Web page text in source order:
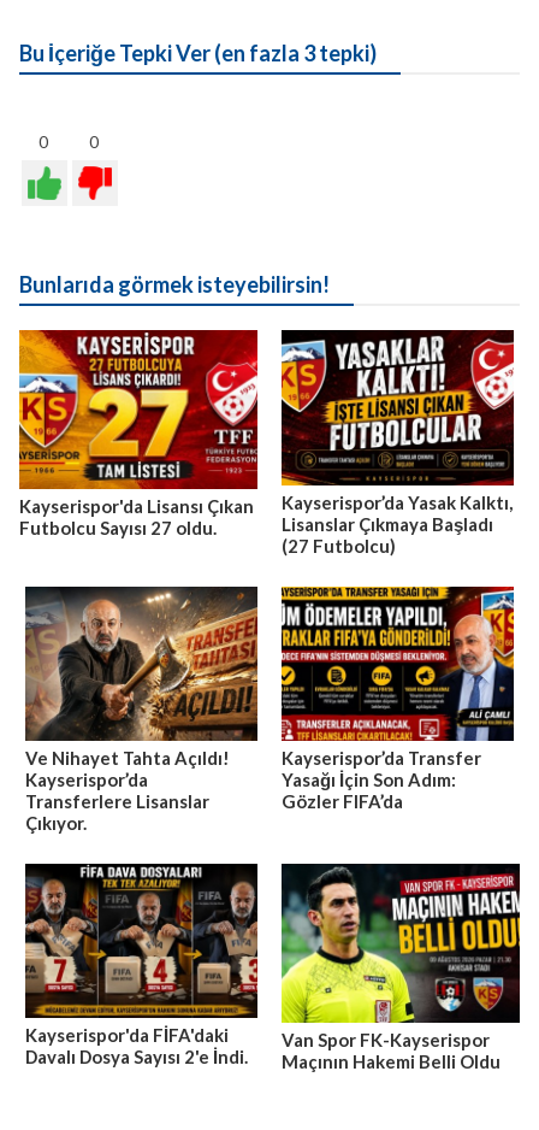
Bu İçeriğe Tepki Ver (en fazla 3 tepki)
0 0
Bunlarıda görmek isteyebilirsin!
Kayserispor'da Lisansı Çıkan
Futbolcu Sayısı 27 oldu.
Kayserispor’da Yasak Kalktı,
Lisanslar Çıkmaya Başladı
(27 Futbolcu)
Ve Nihayet Tahta Açıldı!
Kayserispor’da
Transferlere Lisanslar
Çıkıyor.
Kayserispor’da Transfer
Yasağı İçin Son Adım:
Gözler FIFA’da
Kayserispor'da FİFA'daki
Davalı Dosya Sayısı 2'e İndi.
Van Spor FK-Kayserispor
Maçının Hakemi Belli Oldu